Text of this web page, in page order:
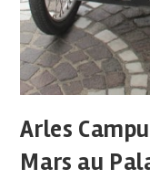
Arles
Mars au